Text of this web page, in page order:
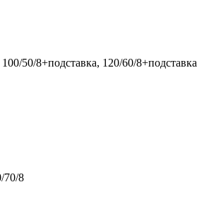
50/8+подставка, 120/60/8+подставка
70/8